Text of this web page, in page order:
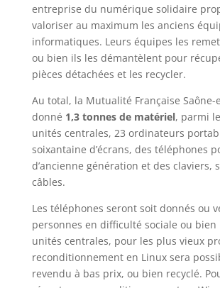
entreprise du numérique solidaire
valoriser au maximum les anciens
informatiques. Leurs équipes les
ou bien ils les démantèlent pour
pièces détachées et les recycler.
Au total, la Mutualité Française Saône-
donné 1,3 tonnes de matériel, parmi
unités centrales, 23 ordinateurs
soixantaine d’écrans, des téléphones
d’ancienne génération et des claviers,
câbles.
Les téléphones seront soit donnés ou
personnes en difficulté sociale ou bien
unités centrales, pour les plus vieux
reconditionnement en Linux sera
revendu à bas prix, ou bien recyclé.